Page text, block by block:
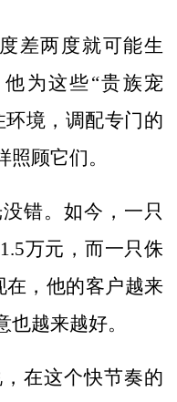
两度就可能生
为这些“贵族宠
境，调配专门的
顾它们。
错。如今，一只
万元，而一只侏
，他的客户越来
越来越好。
在这个快节奏的